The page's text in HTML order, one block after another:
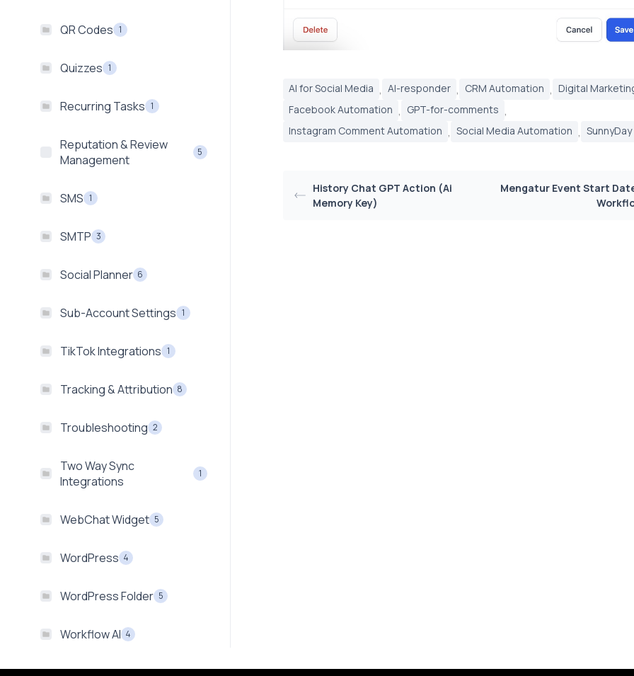
QR Codes 1
Quizzes 1
Recurring Tasks 1
Reputation & Review
Management
5
SMS 1
SMTP 3
Social Planner 6
Sub-Account Settings 1
TikTok Integrations 1
Tracking & Attribution 8
Troubleshooting 2
Two Way Sync
Integrations
1
WebChat Widget 5
WordPress 4
WordPress Folder 5
Workflow AI 4
AI for Social Media , AI-responder , CRM Automation , Digital
Facebook Automation , GPT-for-comments ,
Instagram Comment Automation , Social Media Automation , SunnyDay
History Chat GPT Action (Ai
Memory Key)
Mengatur Event Start